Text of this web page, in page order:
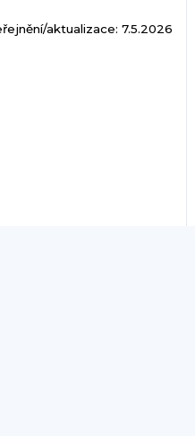
aktualizace: 7.5.2026